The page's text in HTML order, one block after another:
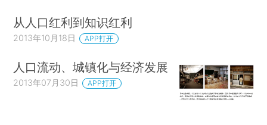
从人口红利到知识红利
2013年10月18日 APP打开
人口流动、城镇化与经济发展
2013年07月30日 APP打开